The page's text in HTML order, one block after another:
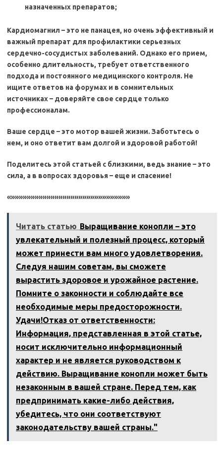
назначенных препаратов;
Кардиомагнил – это не панацея, но очень эффективный и
важный препарат для профилактики серьезных
сердечно-сосудистых заболеваний. Однако его прием,
особенно длительность, требует ответственного
подхода и постоянного медицинского контроля. Не
ищите ответов на форумах и в сомнительных
источниках – доверяйте свое сердце только
профессионалам.
Ваше сердце – это мотор вашей жизни. Заботьтесь о
нем, и оно ответит вам долгой и здоровой работой!
Поделитесь этой статьей с близкими, ведь знание – это
сила, а в вопросах здоровья – еще и спасение!
«»»»»»»»»»»»»»»»»»»»»»»»»»»»»»»
Читать статью Выращивание конопли – это
увлекательный и полезный процесс, который
может принести вам много удовлетворения.
Следуя нашим советам, вы сможете
вырастить здоровое и урожайное растение.
Помните о законности и соблюдайте все
необходимые меры предосторожности.
Удачи!Отказ от ответственности:
Информация, представленная в этой статье,
носит исключительно информационный
характер и не является руководством к
действию. Выращивание конопли может быть
незаконным в вашей стране. Перед тем, как
предпринимать какие-либо действия,
убедитесь, что они соответствуют
законодательству вашей страны."